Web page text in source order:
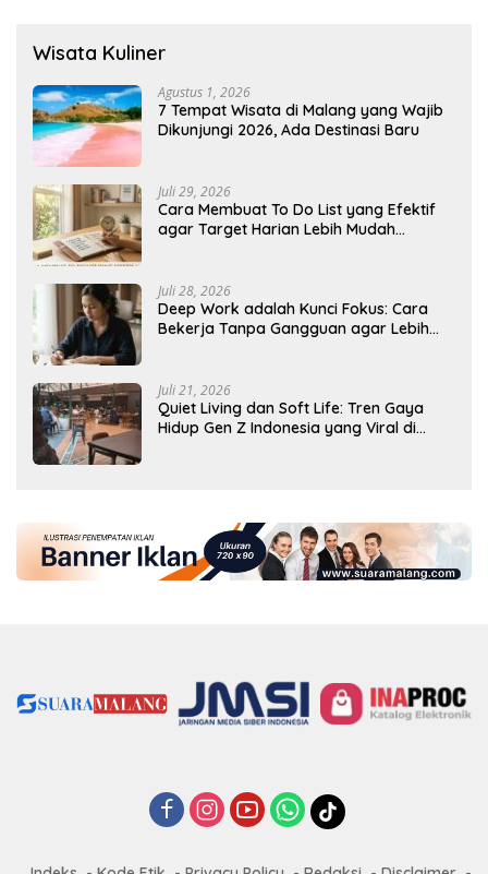
Wisata Kuliner
Agustus 1, 2026
7 Tempat Wisata di Malang yang Wajib
Dikunjungi 2026, Ada Destinasi Baru
Juli 29, 2026
Cara Membuat To Do List yang Efektif
agar Target Harian Lebih Mudah
Juli 28, 2026
Deep Work adalah Kunci Fokus: Cara
Bekerja Tanpa Gangguan agar Lebih
Juli 21, 2026
Quiet Living dan Soft Life: Tren Gaya
Hidup Gen Z Indonesia yang Viral di